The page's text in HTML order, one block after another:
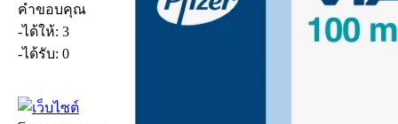
คำขอบคุณ
-ได้ให้: 3
-ได้รับ: 0